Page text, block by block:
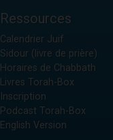
Ressources
Calendrier Juif
Sidour (livre de prière)
Horaires de Chabbath
Livres Torah-Box
Inscription
Podcast Torah-Box
English Version